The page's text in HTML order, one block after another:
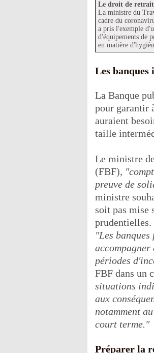
Le droit de retrait
La ministre du
cadre du
a pris l'exemple
d'équipements de
en matière
Les banques
La Banque
pour garantir
auraient
taille
Le ministre
(FBF),
preuve de
ministre
soit pas mise
prudentielles.
"Les
périodes
FBF dans un
situations
aux
notamment
court terme."
Préparer la